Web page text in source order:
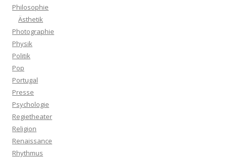
Philosophie
Ästhetik
Photographie
Physik
Politik
Pop
Portugal
Presse
Psychologie
Regietheater
Religion
Renaissance
Rhythmus